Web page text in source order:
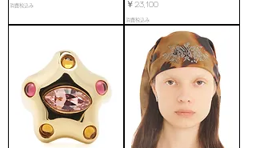
消費税込み 価格
￥23,100
消費税込み